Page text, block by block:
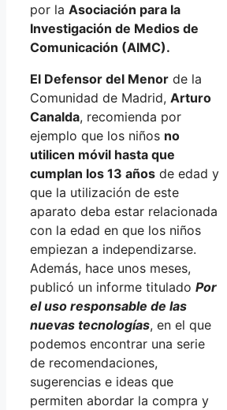
por la Asociación para la
Investigación de Medios de
Comunicación (AIMC).
El Defensor del Menor de la
Comunidad de Madrid, Arturo
Canalda, recomienda por
ejemplo que los niños no
utilicen móvil hasta que
cumplan los 13 años de edad y
que la utilización de este
aparato deba estar relacionada
con la edad en que los niños
empiezan a independizarse.
Además, hace unos meses,
publicó un informe titulado Por
el uso responsable de las
nuevas tecnologías, en el que
podemos encontrar una serie
de recomendaciones,
sugerencias e ideas que
permiten abordar la compra y